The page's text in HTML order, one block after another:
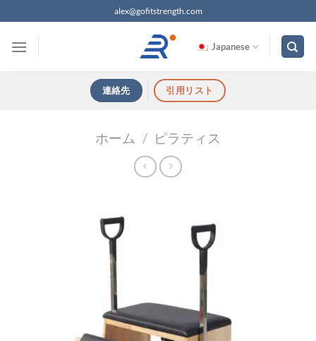
ン
alex@gofitstrength.com
Japanese
連絡先 引用リスト
ホーム / ピラティス